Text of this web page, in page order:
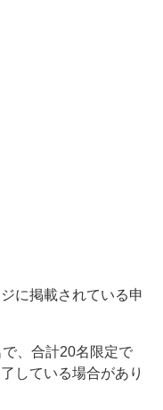
に掲載されている申
、合計20名限定で
している場合があり